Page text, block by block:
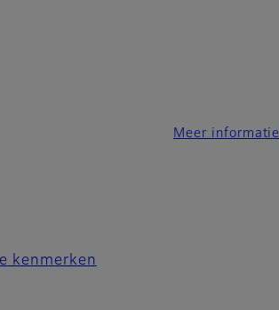
Meer informatie
kenmerken